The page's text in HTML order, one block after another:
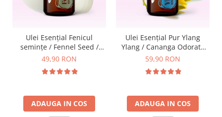
Ulei Esențial Fenicul
seminţe / Fennel Seed /
Foeniculum vulgare 15ml -
Nature
49,90 RON
ADAUGA IN COS
Ulei Esențial Pur Ylang
Ylang / Cananga Odorata
15ml - Aromaterapie Sigura
59,90 RON
ADAUGA IN COS